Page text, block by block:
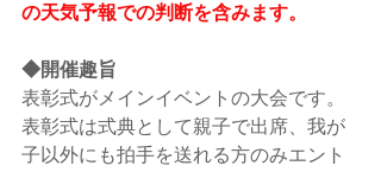
の天気予報での判断を含みます。
◆開催趣旨
表彰式がメインイベントの大会です。
表彰式は式典として親子で出席、我が
子以外にも拍手を送れる方のみエント